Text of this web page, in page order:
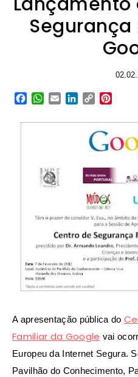
Facebook
WhatsApp
EmailLinkedIn
Copy
A apresentação pública do
Familiar da Google vai
Europeu da Internet Segura.
Pavilhão do Conhecimento,